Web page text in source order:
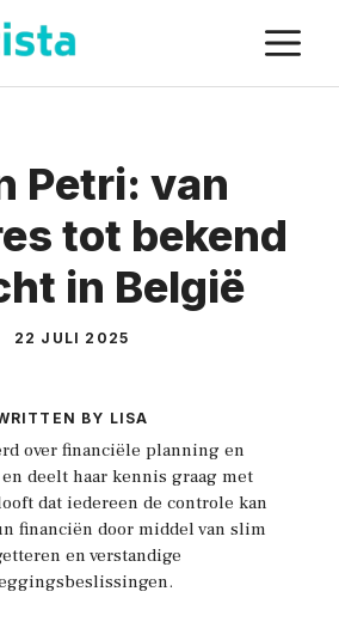
Petri: van
tot bekend
in België
22 JULI 2025
BY LISA
over financiële planning en
deelt haar kennis graag met
dat iedereen de controle kan
financiën door middel van slim
en verstandige